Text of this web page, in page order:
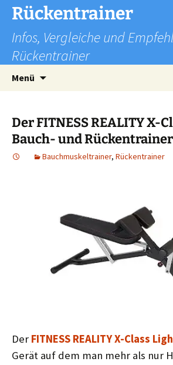
Zum
Inhalt
springen
Rückentrainer
Infos, Vergleiche und
Rückentrainer
Menü
Der FITNESS REALITY X-
Bauch- und Rückentrainer
Bauchmuskeltrainer, Rückentrainer
Der FITNESS REALITY X-Class
Gerät auf dem man mehr als nur